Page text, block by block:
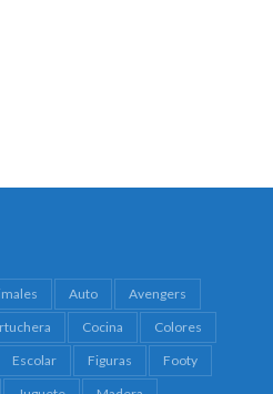
Auto
Avengers
Cocina
Colores
Escolar Figuras
Footy